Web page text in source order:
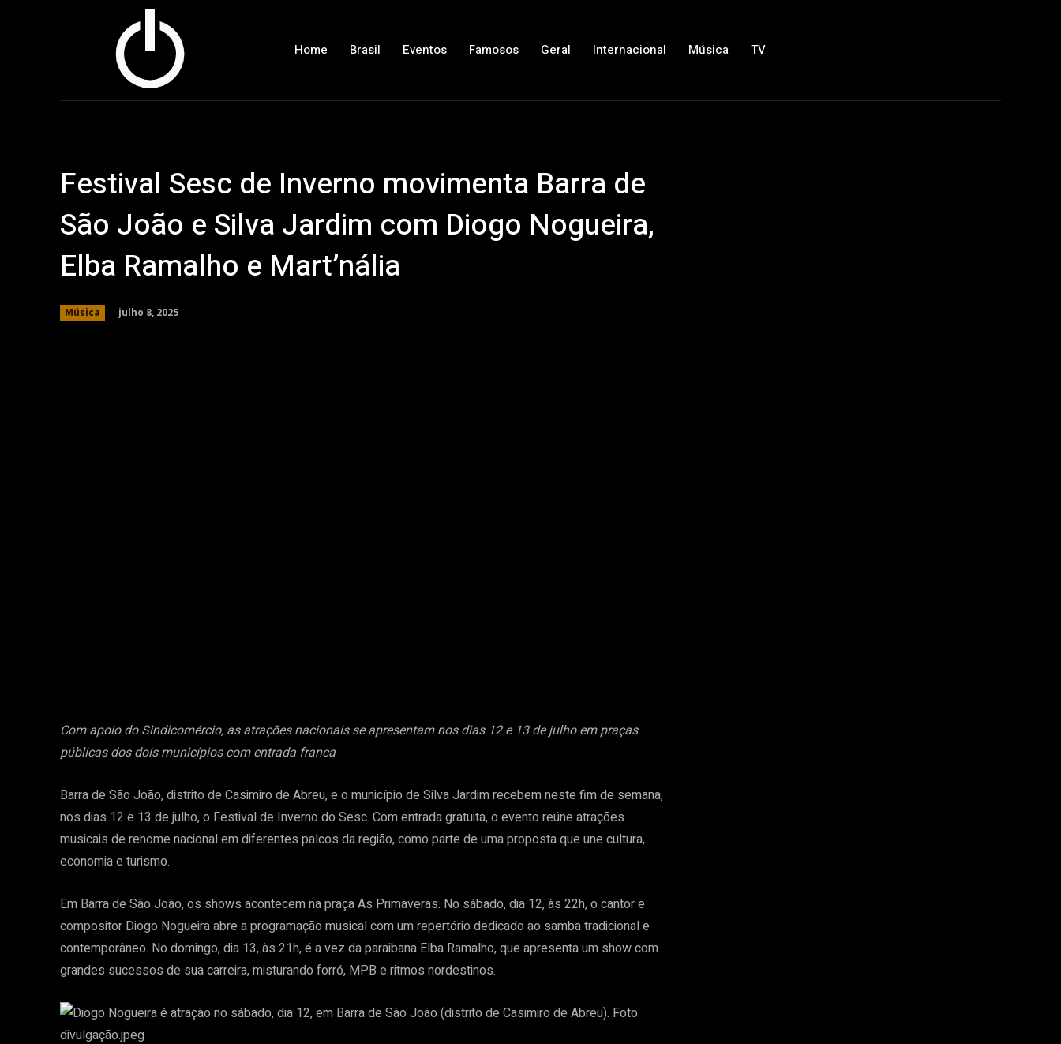
Home Brasil Eventos Famosos Geral Internacional Música TV
Festival Sesc de Inverno movimenta Barra de
São João e Silva Jardim com Diogo Nogueira,
Elba Ramalho e Mart’nália
Música julho 8, 2025
Com apoio do Sindicomércio, as atrações nacionais se apresentam nos dias 12 e 13 de julho em praças
públicas dos dois municípios com entrada franca
Barra de São João, distrito de Casimiro de Abreu, e o município de Silva Jardim recebem neste fim de semana,
nos dias 12 e 13 de julho, o Festival de Inverno do Sesc. Com entrada gratuita, o evento reúne atrações
musicais de renome nacional em diferentes palcos da região, como parte de uma proposta que une cultura,
economia e turismo.
Em Barra de São João, os shows acontecem na praça As Primaveras. No sábado, dia 12, às 22h, o cantor e
compositor Diogo Nogueira abre a programação musical com um repertório dedicado ao samba tradicional e
contemporâneo. No domingo, dia 13, às 21h, é a vez da paraibana Elba Ramalho, que apresenta um show com
grandes sucessos de sua carreira, misturando forró, MPB e ritmos nordestinos.